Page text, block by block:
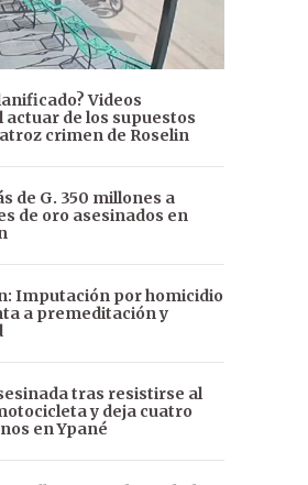
Videos
de los supuestos
crimen de Roselin
de G. 350 millones a
de oro asesinados en
Imputación por homicidio
a premeditación y
tras resistirse al
y deja cuatro
en Ypané